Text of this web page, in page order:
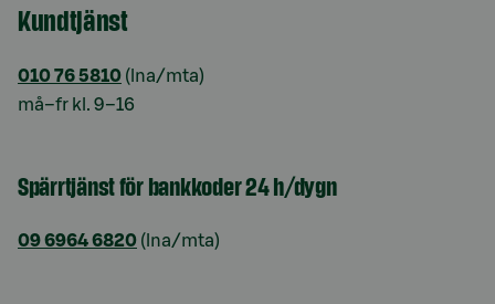
Kundtjänst
010 76 5810 (lna/mta)
må–fr kl. 9–16
Spärrtjänst för bankkoder 24 h/dygn
09 6964 6820 (lna/mta)